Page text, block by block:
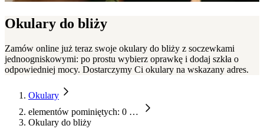
Okulary do bliży
Zamów online już teraz swoje okulary do bliży z soczewkami
jednoogniskowymi: po prostu wybierz oprawkę i dodaj szkła o
odpowiedniej mocy. Dostarczymy Ci okulary na wskazany adres.
Okulary
elementów pominiętych: 0 …
Okulary do bliży